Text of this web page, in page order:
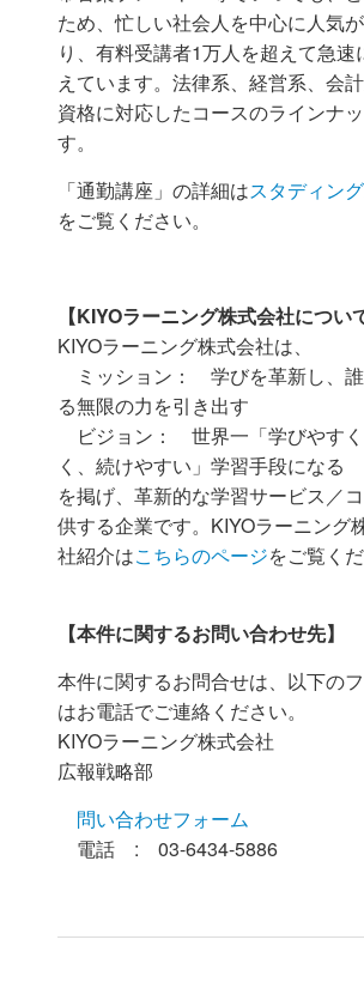
ため、忙しい社会人を中心に人気
り、有料受講者1万人を超えて急速
えています。法律系、経営系、会
資格に対応したコースのラインナ
す。
「通勤講座」の詳細はスタディン
をご覧ください。
【KIYOラーニング株式会社につい
KIYOラーニング株式会社は、
ミッション： 学びを革新し、
る無限の力を引き出す
ビジョン： 世界一「学びやす
く、続けやすい」学習手段になる
を掲げ、革新的な学習サービス／
供する企業です。KIYOラーニング
社紹介はこちらのページをご覧くだ
【本件に関するお問い合わせ先】
本件に関するお問合せは、以下の
はお電話でご連絡ください。
KIYOラーニング株式会社
広報戦略部
問い合わせフォーム
電話 : 03-6434-5886